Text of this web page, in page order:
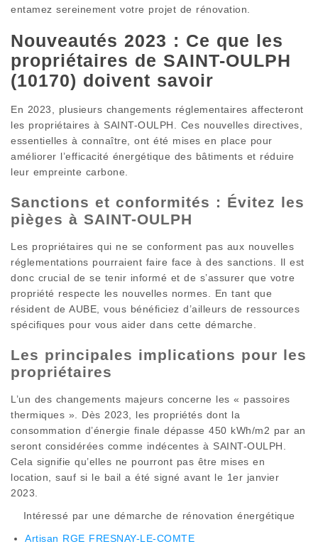
entamez sereinement votre projet de rénovation.
Nouveautés 2023 : Ce que les
propriétaires de SAINT-OULPH
(10170) doivent savoir
En 2023, plusieurs changements réglementaires affecteront
les propriétaires à SAINT-OULPH. Ces nouvelles directives,
essentielles à connaître, ont été mises en place pour
améliorer l’efficacité énergétique des bâtiments et réduire
leur empreinte carbone.
Sanctions et conformités : Évitez les
pièges à SAINT-OULPH
Les propriétaires qui ne se conforment pas aux nouvelles
réglementations pourraient faire face à des sanctions. Il est
donc crucial de se tenir informé et de s’assurer que votre
propriété respecte les nouvelles normes. En tant que
résident de AUBE, vous bénéficiez d’ailleurs de ressources
spécifiques pour vous aider dans cette démarche.
Les principales implications pour les
propriétaires
L’un des changements majeurs concerne les « passoires
thermiques ». Dès 2023, les propriétés dont la
consommation d’énergie finale dépasse 450 kWh/m2 par an
seront considérées comme indécentes à SAINT-OULPH.
Cela signifie qu’elles ne pourront pas être mises en
location, sauf si le bail a été signé avant le 1er janvier
2023.
Intéressé par une démarche de rénovation énergétique
Artisan RGE FRESNAY-LE-COMTE